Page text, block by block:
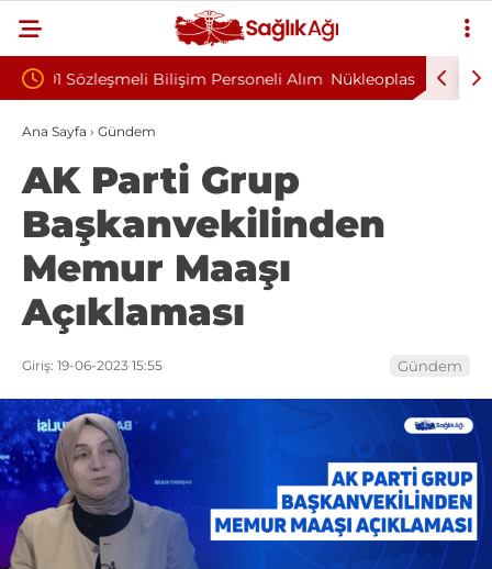
Alım Nükleoplasti mi, Ameliyat mı? Bel ve Boyun
Fıtığında Doğru Tedavi Seçimi
Ana Sayfa › Gündem
AK Parti Grup
Başkanvekilinden
Memur Maaşı
Açıklaması
Giriş: 19-06-2023 15:55 Gündem